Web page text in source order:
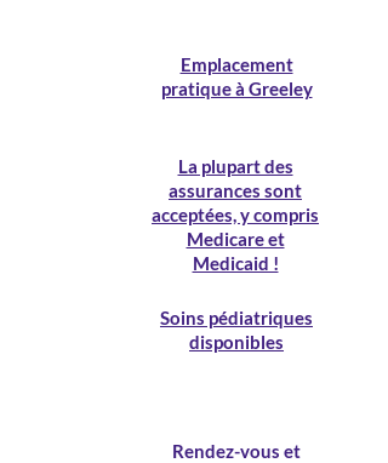
La plupart des
assurances sont
acceptées, y compris
Medicare et
Medicaid !
Rendez-vous et
Emplacement
pratique à Greeley
Soins pédiatriques
disponibles